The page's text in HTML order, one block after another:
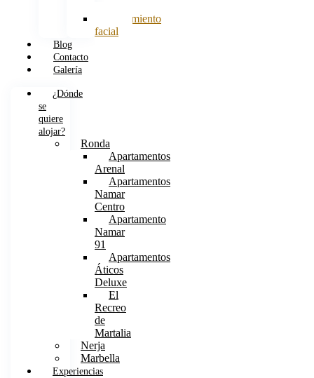
Tratamiento
facial
Blog
Contacto
Galería
¿Dónde
se
quiere
alojar?
Ronda
Apartamentos
Arenal
Apartamentos
Namar
Centro
Apartamento
Namar
91
Apartamentos
Áticos
Deluxe
El
Recreo
de
Martalia
Nerja
Marbella
Experiencias